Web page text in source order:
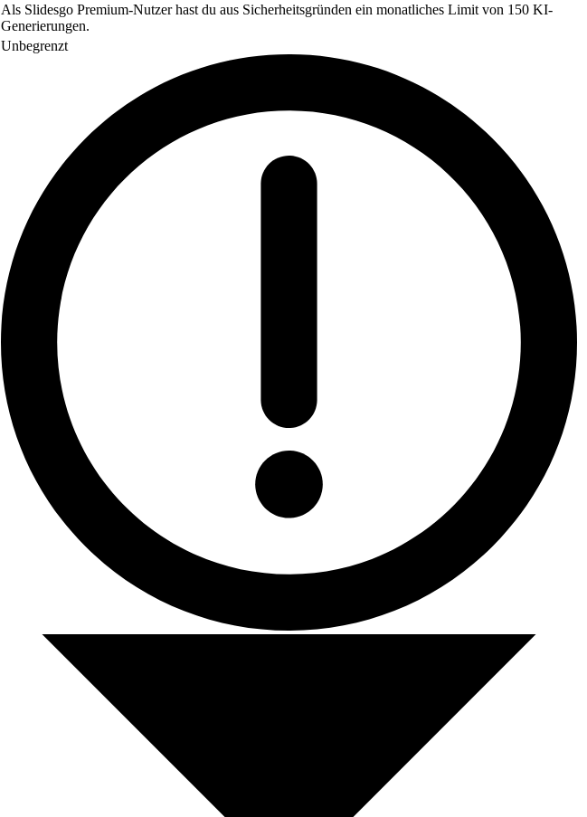
Als Slidesgo Premium-Nutzer hast du aus Sicherheitsgründen ein monatliches Limit von 150 KI-
Generierungen.
Unbegrenzt